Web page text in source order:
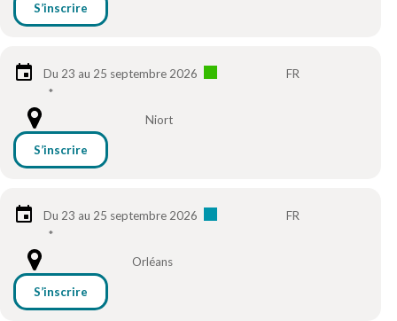
S’inscrire
Du 23 au 25 septembre 2026
*
FR
Niort
S’inscrire
Du 23 au 25 septembre 2026
*
FR
Orléans
S’inscrire